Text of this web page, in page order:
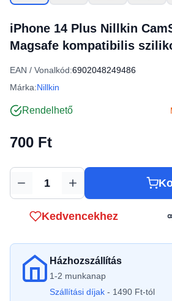
iPhone 14 Plus Nillkin
Magsafe kompatibilis
EAN / Vonalkód:6902048249486
Márka:Nillkin
Rendelhető
700 Ft
Mennyiség
Kedvencekhez
Házhozszállítás
1-2 munkanap
Szállítási díjak - 1490 Ft-tól